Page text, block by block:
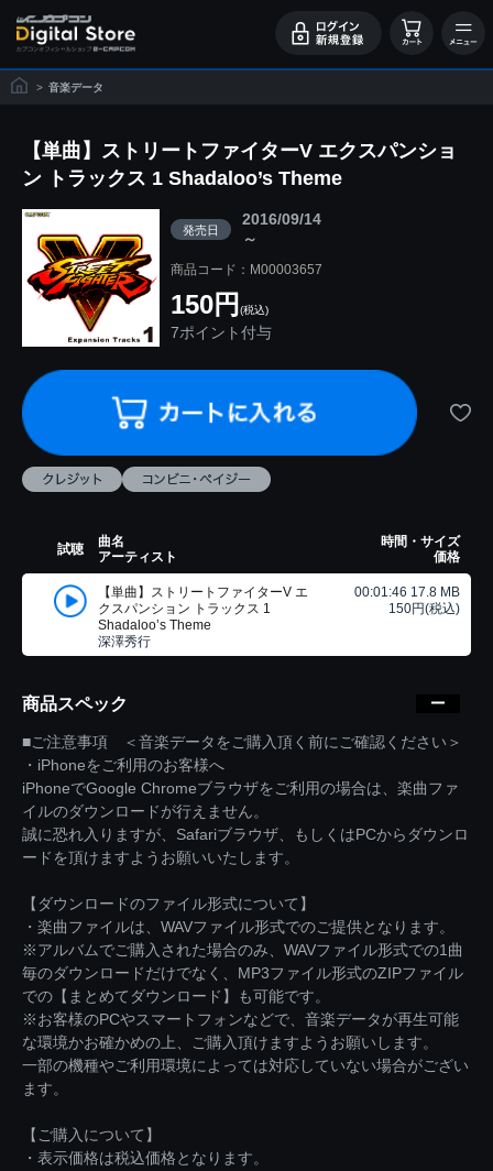
> 音楽データ
【単曲】ストリートファイターV エクスパンショ
ン トラックス 1 Shadaloo’s Theme
発売日
2016/09/14
～
商品コード：M00003657
150円 (税込)
7ポイント付与
試聴
曲名
アーティスト
時間・サイズ
価格
【単曲】ストリートファイターV エ
クスパンション トラックス 1
Shadaloo’s Theme
深澤秀行
00:01:46 17.8 MB
150円(税込)
商品スペック
■ご注意事項 ＜音楽データをご購入頂く前にご確認ください＞
・iPhoneをご利用のお客様へ
iPhoneでGoogle Chromeブラウザをご利用の場合は、楽曲ファ
イルのダウンロードが行えません。
誠に恐れ入りますが、Safariブラウザ、もしくはPCからダウンロ
ードを頂けますようお願いいたします。
【ダウンロードのファイル形式について】
・楽曲ファイルは、WAVファイル形式でのご提供となります。
※アルバムでご購入された場合のみ、WAVファイル形式での1曲
毎のダウンロードだけでなく、MP3ファイル形式のZIPファイル
での【まとめてダウンロード】も可能です。
※お客様のPCやスマートフォンなどで、音楽データが再生可能
な環境かお確かめの上、ご購入頂けますようお願いします。
一部の機種やご利用環境によっては対応していない場合がござい
ます。
【ご購入について】
・表示価格は税込価格となります。